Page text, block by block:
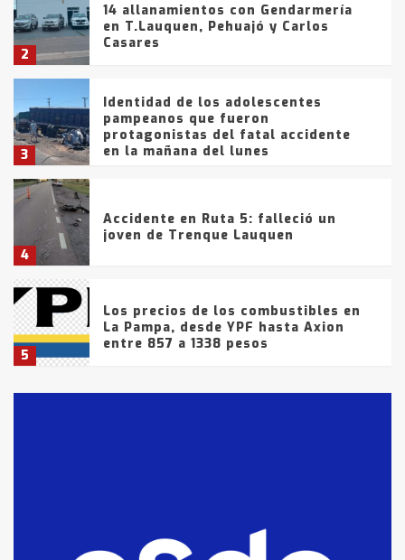
2
14 allanamientos con Gendarmería
en T.Lauquen, Pehuajó y Carlos
Casares
3
Identidad de los adolescentes
pampeanos que fueron
protagonistas del fatal accidente
en la mañana del lunes
4
Accidente en Ruta 5: falleció un
joven de Trenque Lauquen
5
Los precios de los combustibles en
La Pampa, desde YPF hasta Axion
entre 857 a 1338 pesos
fueron detenidos por
comercialización de drogas en la